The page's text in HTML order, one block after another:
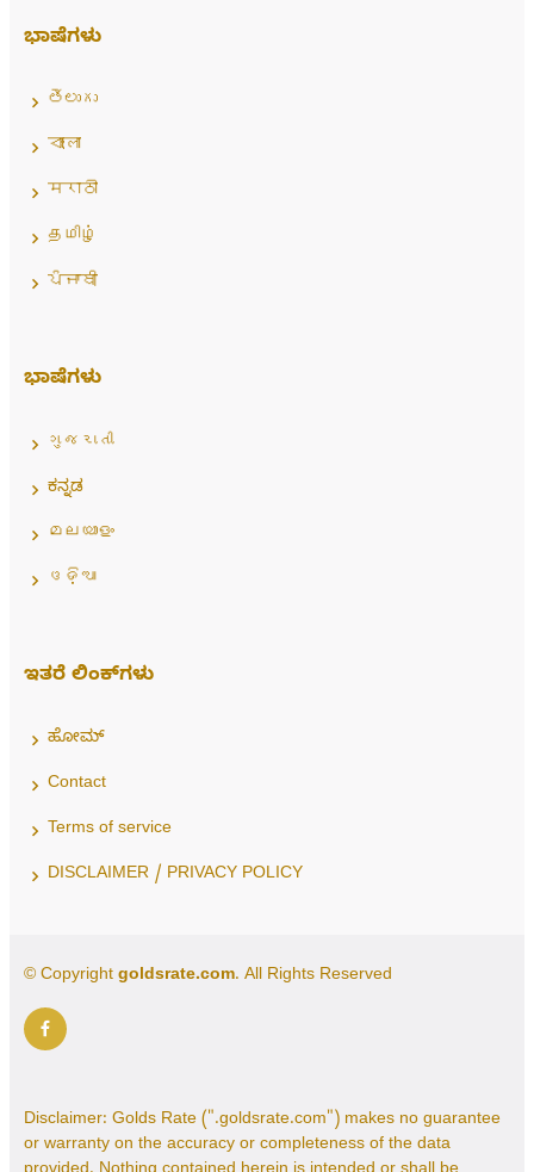
ಭಾಷೆಗಳು
తెలుగు
বাংলা
मराठी
தமிழ்
ਪੰਜਾਬੀ
ಭಾಷೆಗಳು
ગુજરાતી
ಕನ್ನಡ
മലയാളം
ଓଡ଼ିଆ
ಇತರೆ ಲಿಂಕ್‌ಗಳು
ಹೋಮ್
Contact
Terms of service
DISCLAIMER / PRIVACY POLICY
© Copyright goldsrate.com. All Rights Reserved
Disclaimer: Golds Rate (".goldsrate.com") makes no guarantee
or warranty on the accuracy or completeness of the data